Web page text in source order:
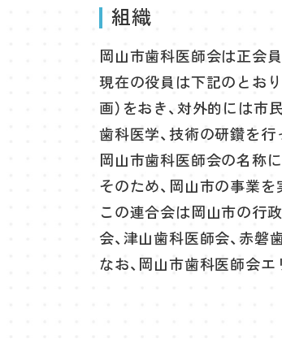
組織
岡山市歯科医師会は正会
現在の役員は下記のとおり
画）をおき、対外的には
歯科医学、技術の研鑽を行
岡山市歯科医師会の名称
そのため、岡山市の事業
この連合会は岡山市の行
会、津山歯科医師会、赤
なお、岡山市歯科医師会